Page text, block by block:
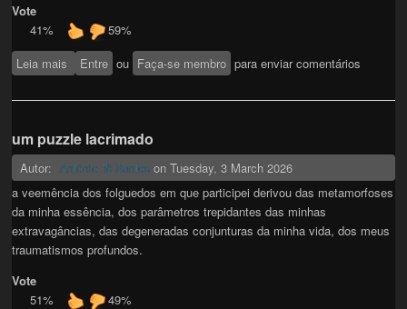
Vote
41%
59%
Leia mais sobre um puzzle lacrimado
Entre ou Faça-se membro para enviar comentários
um puzzle lacrimado
Autor: António Tê Santos onTuesday, 3 March 2026
a veemência dos folguedos em que participei derivou das metamorfoses
da minha essência, dos parâmetros trepidantes das minhas
extravagâncias, das degeneradas conjunturas da minha vida, dos meus
traumatismos profundos.
Vote
51%
49%